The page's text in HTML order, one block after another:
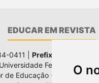
O
EDUCAR EM REVISTA
0411 | Prefixo DOI
Universidade Federal do
de Educação - Campus